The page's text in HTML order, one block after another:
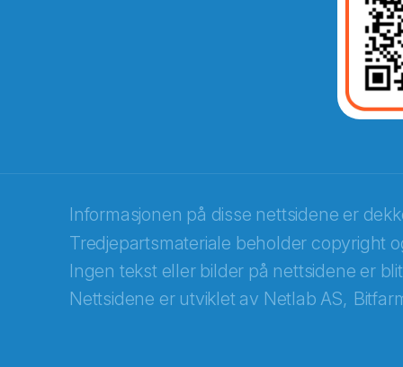
Informasjonen på disse nettsidene er
Tredjepartsmateriale beholder copyright
Ingen tekst eller bilder på nettsidene er
Nettsidene er utviklet av Netlab AS,
Recaptcha